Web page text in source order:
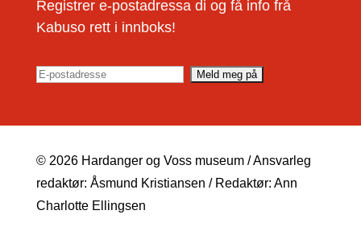
Registrer e-postadressa di og få info frå
Kabuso rett i innboks!
© 2026 Hardanger og Voss museum / Ansvarleg
redaktør: Åsmund Kristiansen / Redaktør: Ann
Charlotte Ellingsen